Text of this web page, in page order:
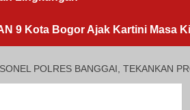
9 Kota Bogor Ajak Kartini Masa
POLRES BANGGAI, TEKANKAN